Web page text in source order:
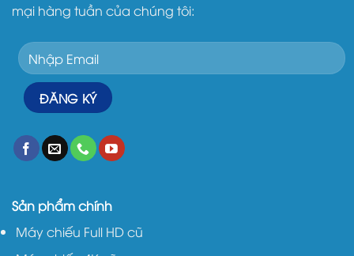
mại hàng tuần của chúng tôi:
Sản phẩm chính
Máy chiếu Full HD cũ